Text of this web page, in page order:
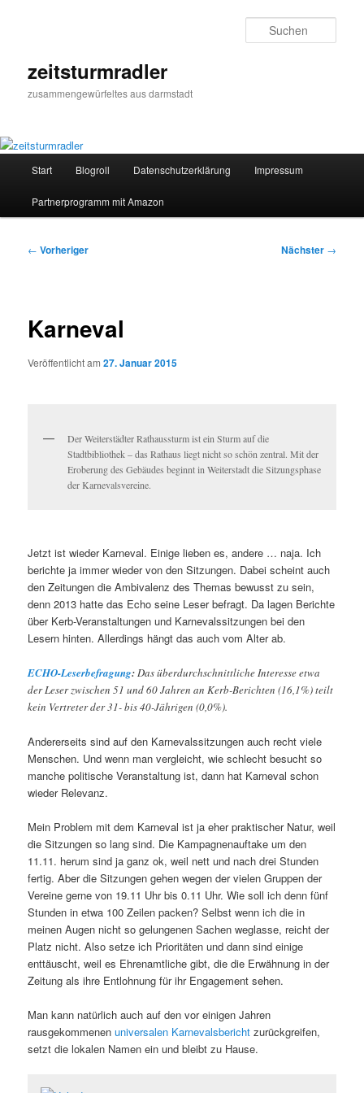
zeitsturmradler
zusammengewürfeltes aus darmstadt
Start Blogroll Datenschutzerklärung Impressum
Partnerprogramm mit Amazon
Beitragsnavigation
← Vorheriger Nächster →
Karneval
Veröffentlicht am27. Januar 2015
Der Weiterstädter Rathaussturm ist ein Sturm auf die
Stadtbibliothek – das Rathaus liegt nicht so schön zentral. Mit der
Eroberung des Gebäudes beginnt in Weiterstadt die Sitzungsphase
der Karnevalsvereine.
Jetzt ist wieder Karneval. Einige lieben es, andere … naja. Ich
berichte ja immer wieder von den Sitzungen. Dabei scheint auch
den Zeitungen die Ambivalenz des Themas bewusst zu sein,
denn 2013 hatte das Echo seine Leser befragt. Da lagen Berichte
über Kerb-Veranstaltungen und Karnevalssitzungen bei den
Lesern hinten. Allerdings hängt das auch vom Alter ab.
ECHO-Leserbefragung: Das überdurchschnittliche Interesse etwa
der Leser zwischen 51 und 60 Jahren an Kerb-Berichten (16,1%) teilt
kein Vertreter der 31- bis 40-Jährigen (0,0%).
Andererseits sind auf den Karnevalssitzungen auch recht viele
Menschen. Und wenn man vergleicht, wie schlecht besucht so
manche politische Veranstaltung ist, dann hat Karneval schon
wieder Relevanz.
Mein Problem mit dem Karneval ist ja eher praktischer Natur, weil
die Sitzungen so lang sind. Die Kampagnenauftake um den
11.11. herum sind ja ganz ok, weil nett und nach drei Stunden
fertig. Aber die Sitzungen gehen wegen der vielen Gruppen der
Vereine gerne von 19.11 Uhr bis 0.11 Uhr. Wie soll ich denn fünf
Stunden in etwa 100 Zeilen packen? Selbst wenn ich die in
meinen Augen nicht so gelungenen Sachen weglasse, reicht der
Platz nicht. Also setze ich Prioritäten und dann sind einige
enttäuscht, weil es Ehrenamtliche gibt, die die Erwähnung in der
Zeitung als ihre Entlohnung für ihr Engagement sehen.
Man kann natürlich auch auf den vor einigen Jahren
rausgekommenenuniversalen Karnevalsbericht zurückgreifen,
setzt die lokalen Namen ein und bleibt zu Hause.